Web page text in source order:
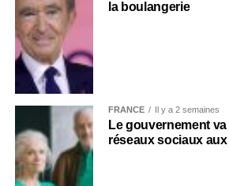
la boulangerie
FRANCE Il y a 2 semaines
Le gouvernement
réseaux sociaux